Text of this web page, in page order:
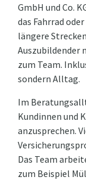
GmbH und Co.
das Fahrrad
längere
Auszubildender
zum Team.
sondern Alltag.
Im
Kundinnen und
anzusprechen.
Das Team
zum Beispiel